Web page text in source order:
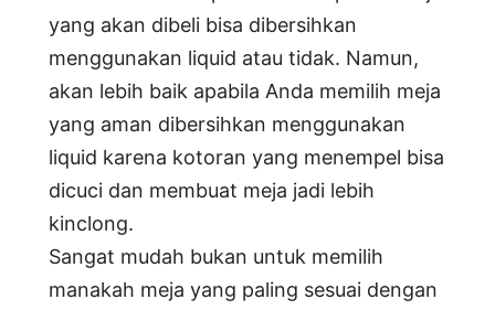
yang akan dibeli bisa dibersihkan
menggunakan liquid atau tidak. Namun,
akan lebih baik apabila Anda memilih meja
yang aman dibersihkan menggunakan
liquid karena kotoran yang menempel bisa
dicuci dan membuat meja jadi lebih
kinclong.
Sangat mudah bukan untuk memilih
manakah meja yang paling sesuai dengan